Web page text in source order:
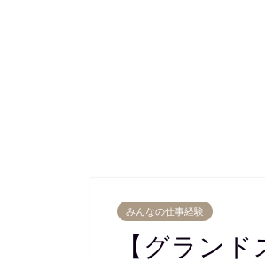
みんなの仕事経験
【グラン